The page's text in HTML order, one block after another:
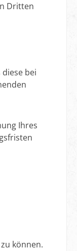
Dritten
bei
Ihres
können.